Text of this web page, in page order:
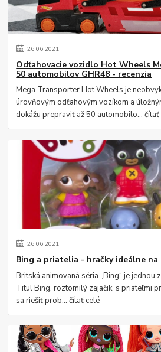
26.06.2021
Odťahovacie vozidlo Hot Wheels
50 automobilov GHR48 - recenzia
Mega Transporter Hot Wheels je
úrovňovým odťahovým vozíkom a
dokážu prepraviť až 50 automobilo...čítať
26.06.2021
Bing a priatelia - hračky ideálne na
Britská animovaná séria „Bing“ je jednou
Titul Bing, roztomilý zajačik, s priateľmi
sa riešiť prob...čítať celé